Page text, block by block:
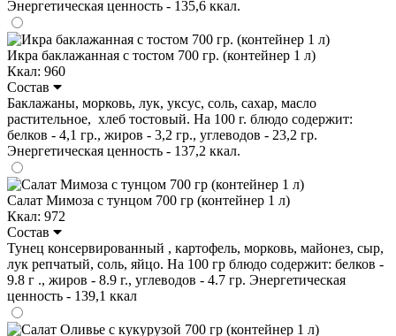
Энергетическая ценность - 135,6 ккал.
Икра баклажанная с тостом 700 гр. (контейнер 1 л)
Ккал: 960
Состав
Баклажаны, морковь, лук, уксус, соль, сахар, масло
растительное, хлеб тостовый. На 100 г. блюдо содержит:
белков - 4,1 гр., жиров - 3,2 гр., углеводов - 23,2 гр.
Энергетическая ценность - 137,2 ккал.
Салат Мимоза с тунцом 700 гр (контейнер 1 л)
Ккал: 972
Состав
Тунец консервированный , картофель, морковь, майонез, сыр,
лук репчатый, соль, яйцо. На 100 гр блюдо содержит: белков -
9.8 г ., жиров - 8.9 г., углеводов - 4.7 гр. Энергетическая
ценность - 139,1 ккал